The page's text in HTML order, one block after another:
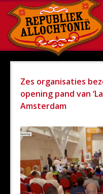
Zes organisaties
opening pand van
Amsterdam